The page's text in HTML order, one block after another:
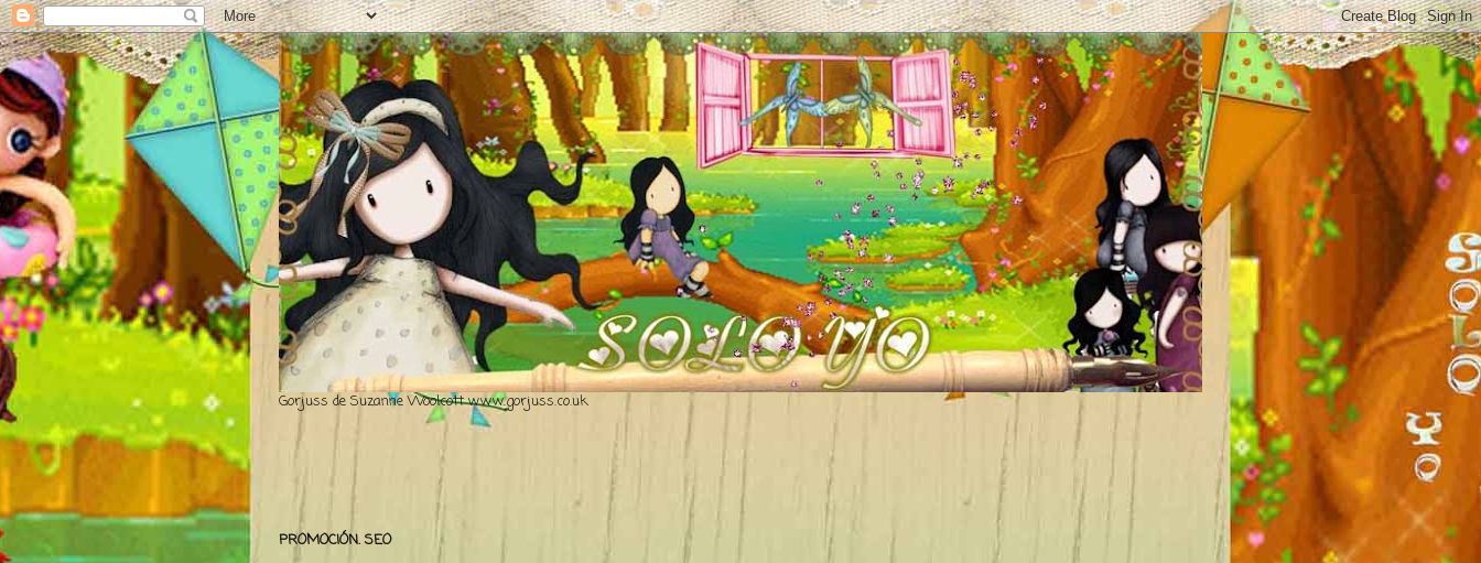
Gorjuss de Suzanne Woolcott www.gorjuss.co.uk
PROMOCIÓN. SEO